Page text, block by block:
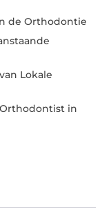
de Orthodontie
Lokale
in